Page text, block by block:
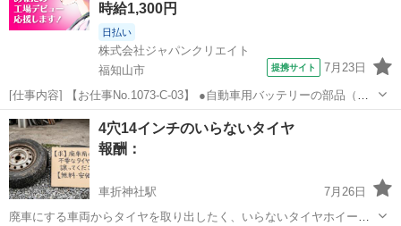
時給1,300円
日払い
株式会社ジャパンクリエイト
福知山市
提携サイト 7月23日
[仕事内容] 【お仕事No.1073-C-03】 ●自動車用バッテリーの部品（極
板）の製造 ・部材（シート）をラインにセット ・機械操作 ・
出来上がった極板の外観検査、品質測定 ・その他付随する業務 ※工
程内は保...
京都 福知山市 工場
4穴14インチのいらないタイヤ
報酬：
車折神社駅
7月26日
廃車にする車両からタイヤを取り出したく、いらないタイヤホイール